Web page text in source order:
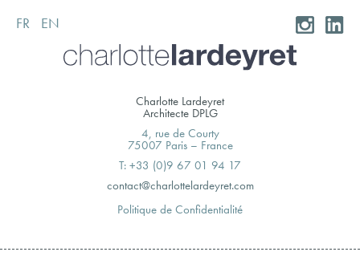
Skip
to
FR EN
Charlotte Lardeyret
Architecte DPLG
4, rue de Courty
75007 Paris – France
T: +33 (0)9 67 01 94 17
moc.teryedralettolrahc@tcatnoc
Politique de Confidentialité